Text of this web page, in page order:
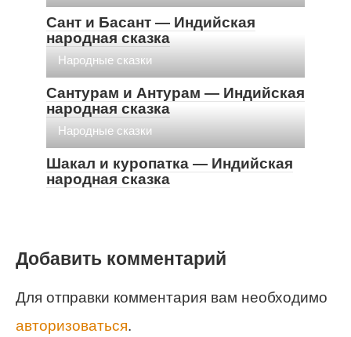
Сант и Басант — Индийская
народная сказка
Народные сказки
Сантурам и Антурам — Индийская
народная сказка
Народные сказки
Шакал и куропатка — Индийская
народная сказка
Добавить комментарий
Для отправки комментария вам необходимо
авторизоваться.